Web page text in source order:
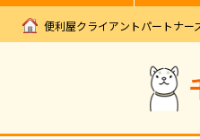
便利屋クライアントパートナー